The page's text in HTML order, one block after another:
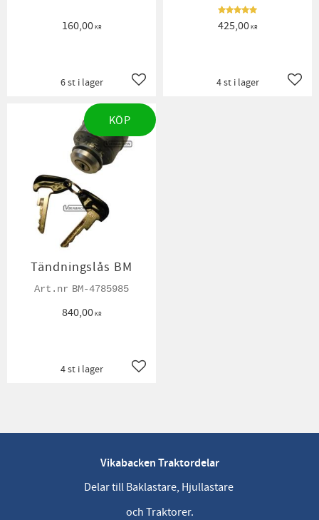
160,00KR
Lägg till i favoriter
6 st i lager
425,00KR
4 st i lager
Tändningslås BM
BM-4785985
840,00KR
Lägg till i favoriter
4 st i lager
KÖP
Vikabacken Traktordelar
Delar till Baklastare, Hjullastare
och Traktorer.